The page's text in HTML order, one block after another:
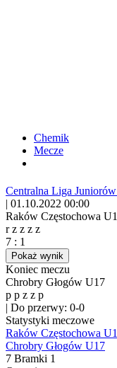
Chemik
Mecze
Centralna Liga
| 01.10.2022 00:00
Raków Częstochowa
rz z z z
7 : 1
Pokaż wynik
Koniec meczu
Chrobry Głogów U17
p p z z p
| Do przerwy: 0-0
Statystyki meczowe
Raków Częstochowa
Chrobry Głogów U17
7 Bramki 1